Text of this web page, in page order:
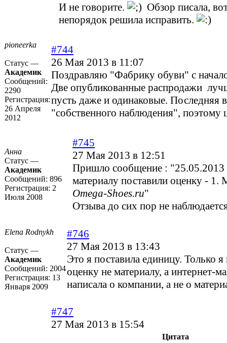
И не говорите.
Обзор писала,
непорядок решила исправить.
pioneerka
Статус —
Академик
Сообщений:
2290
Регистрация:
26 Апреля
2012
#744
26 Мая 2013 в 11:07
Поздравляю "Фабрику обуви" с
Две опубликованные распродажи
пусть даже и одинаковые. Последняя
"собственного наблюдения", поэтому
Анна
Статус —
Академик
Сообщений: 896
Регистрация: 2
Июля 2008
#745
27 Мая 2013 в 12:51
Пришло сообщение :
материалу поставили оценку - 1.
Omega-Shoes.ru"
Отзыва до сих пор не
Elena Rodnykh
Статус —
Академик
Сообщений: 2004
Регистрация: 13
Января 2009
#746
27 Мая 2013 в 13:43
Это я поставила единицу. Только я
оценку не материалу, а интернет-
написала о компании, а не о
#747
27 Мая 2013 в 15:54
Цитата